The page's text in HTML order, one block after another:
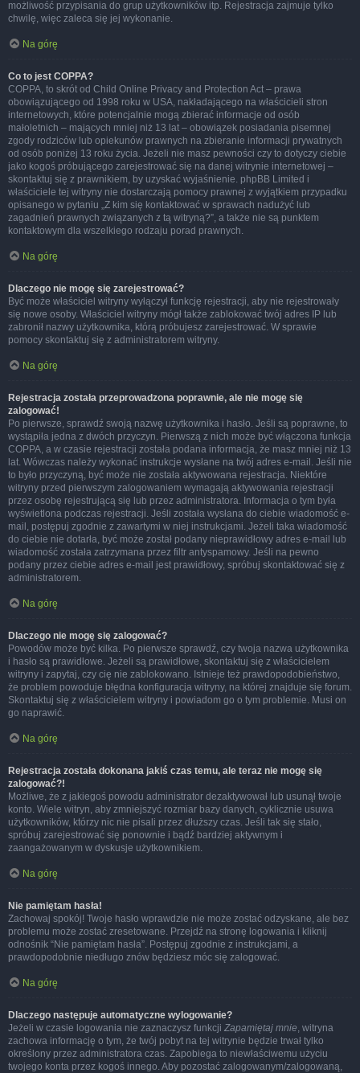
możliwość przypisania do grup użytkowników itp. Rejestracja zajmuje tylko
chwilę, więc zaleca się jej wykonanie.
Na górę
Co to jest COPPA?
COPPA, to skrót od Child Online Privacy and Protection Act – prawa
obowiązującego od 1998 roku w USA, nakładającego na właścicieli stron
internetowych, które potencjalnie mogą zbierać informacje od osób
małoletnich – mających mniej niż 13 lat – obowiązek posiadania pisemnej
zgody rodziców lub opiekunów prawnych na zbieranie informacji prywatnych
od osób poniżej 13 roku życia. Jeżeli nie masz pewności czy to dotyczy ciebie
jako kogoś próbującego zarejestrować się na danej witrynie internetowej –
skontaktuj się z prawnikiem, by uzyskać wyjaśnienie. phpBB Limited i
właściciele tej witryny nie dostarczają pomocy prawnej z wyjątkiem przypadku
opisanego w pytaniu „Z kim się kontaktować w sprawach nadużyć lub
zagadnień prawnych związanych z tą witryną?”, a także nie są punktem
kontaktowym dla wszelkiego rodzaju porad prawnych.
Na górę
Dlaczego nie mogę się zarejestrować?
Być może właściciel witryny wyłączył funkcję rejestracji, aby nie rejestrowały
się nowe osoby. Właściciel witryny mógł także zablokować twój adres IP lub
zabronił nazwy użytkownika, którą próbujesz zarejestrować. W sprawie
pomocy skontaktuj się z administratorem witryny.
Na górę
Rejestracja została przeprowadzona poprawnie, ale nie mogę się
zalogować!
Po pierwsze, sprawdź swoją nazwę użytkownika i hasło. Jeśli są poprawne, to
wystąpiła jedna z dwóch przyczyn. Pierwszą z nich może być włączona funkcja
COPPA, a w czasie rejestracji została podana informacja, że masz mniej niż 13
lat. Wówczas należy wykonać instrukcje wysłane na twój adres e-mail. Jeśli nie
to było przyczyną, być może nie została aktywowana rejestracja. Niektóre
witryny przed pierwszym zalogowaniem wymagają aktywowania rejestracji
przez osobę rejestrującą się lub przez administratora. Informacja o tym była
wyświetlona podczas rejestracji. Jeśli została wysłana do ciebie wiadomość e-
mail, postępuj zgodnie z zawartymi w niej instrukcjami. Jeżeli taka wiadomość
do ciebie nie dotarła, być może został podany nieprawidłowy adres e-mail lub
wiadomość została zatrzymana przez filtr antyspamowy. Jeśli na pewno
podany przez ciebie adres e-mail jest prawidłowy, spróbuj skontaktować się z
administratorem.
Na górę
Dlaczego nie mogę się zalogować?
Powodów może być kilka. Po pierwsze sprawdź, czy twoja nazwa użytkownika
i hasło są prawidłowe. Jeżeli są prawidłowe, skontaktuj się z właścicielem
witryny i zapytaj, czy cię nie zablokowano. Istnieje też prawdopodobieństwo,
że problem powoduje błędna konfiguracja witryny, na której znajduje się forum.
Skontaktuj się z właścicielem witryny i powiadom go o tym problemie. Musi on
go naprawić.
Na górę
Rejestracja została dokonana jakiś czas temu, ale teraz nie mogę się
zalogować?!
Możliwe, że z jakiegoś powodu administrator dezaktywował lub usunął twoje
konto. Wiele witryn, aby zmniejszyć rozmiar bazy danych, cyklicznie usuwa
użytkowników, którzy nic nie pisali przez dłuższy czas. Jeśli tak się stało,
spróbuj zarejestrować się ponownie i bądź bardziej aktywnym i
zaangażowanym w dyskusje użytkownikiem.
Na górę
Nie pamiętam hasła!
Zachowaj spokój! Twoje hasło wprawdzie nie może zostać odzyskane, ale bez
problemu może zostać zresetowane. Przejdź na stronę logowania i kliknij
odnośnik “Nie pamiętam hasła”. Postępuj zgodnie z instrukcjami, a
prawdopodobnie niedługo znów będziesz móc się zalogować.
Na górę
Dlaczego następuje automatyczne wylogowanie?
Jeżeli w czasie logowania nie zaznaczysz funkcji Zapamiętaj mnie, witryna
zachowa informację o tym, że twój pobyt na tej witrynie będzie trwał tylko
określony przez administratora czas. Zapobiega to niewłaściwemu użyciu
twojego konta przez kogoś innego. Aby pozostać zalogowanym/zalogowaną,